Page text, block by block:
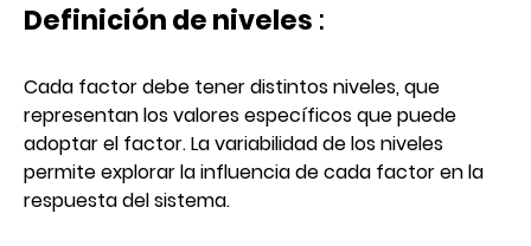
Definición de niveles :
Cada factor debe tener distintos niveles, que
representan los valores específicos que puede
adoptar el factor. La variabilidad de los niveles
permite explorar la influencia de cada factor en la
respuesta del sistema.